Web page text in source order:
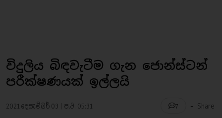
විදුලිය බිඳවැටීම ගැන ජොන්ස්ටන්
පරීක්ෂණයක් ඉල්ලයි
2021 දෙසැම්බර් 03 | ප.ව. 05:31 7 - Share